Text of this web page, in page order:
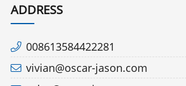
ADDRESS
008613584422281
vivian@oscar-jason.com